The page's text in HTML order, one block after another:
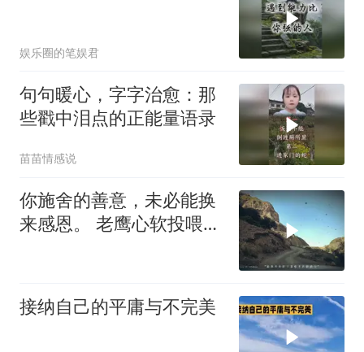
娱乐圈的笔娱君
句句暖心，字字治愈：那
些戳中泪点的正能量语录
苗苗情感说
你施舍的善意，未必能换
来感恩。 老鹰心软投喂示
接纳自己的平庸与不完美